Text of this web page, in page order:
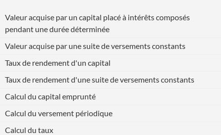
Valeur acquise par un capital placé à intérêts composés
pendant une durée déterminée
Valeur acquise par une suite de versements constants
Taux de rendement d'un capital
Taux de rendement d'une suite de versements constants
Calcul du capital emprunté
Calcul du versement périodique
Calcul du taux